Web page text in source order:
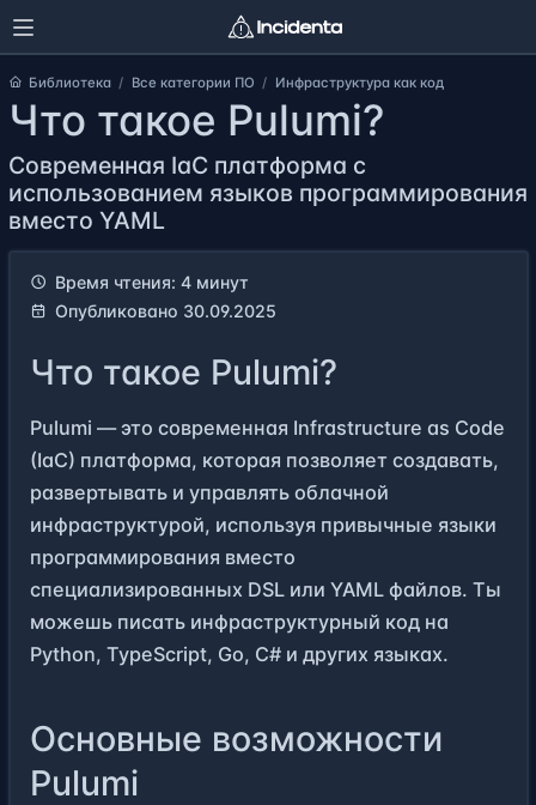
Библиотека Все категории ПО Инфраструктура как код
Что такое Pulumi?
Современная IaC платформа с
использованием языков программирования
вместо YAML
Время чтения: 4 минут
Опубликовано 30.09.2025
Что такое Pulumi?
Pulumi — это современная Infrastructure as Code
(IaC) платформа, которая позволяет создавать,
развертывать и управлять облачной
инфраструктурой, используя привычные языки
программирования вместо
специализированных DSL или YAML файлов. Ты
можешь писать инфраструктурный код на
Python, TypeScript, Go, C# и других языках.
Основные возможности
Pulumi